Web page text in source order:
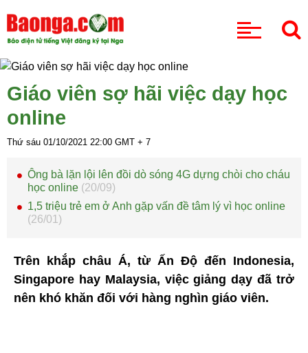
Giáo viên sợ hãi việc dạy học
online
Thứ sáu 01/10/2021 22:00 GMT + 7
Ông bà lặn lội lên đồi dò sóng 4G dựng chòi cho cháu
học online (20/09)
1,5 triệu trẻ em ở Anh gặp vấn đề tâm lý vì học online
(26/01)
Trên khắp châu Á, từ Ấn Độ đến Indonesia,
Singapore hay Malaysia, việc giảng dạy đã trở
nên khó khăn đối với hàng nghìn giáo viên.